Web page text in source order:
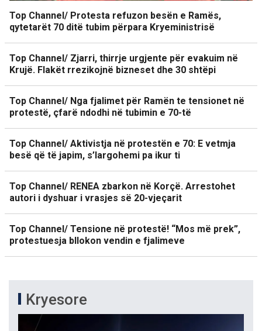
Top Channel/ Protesta refuzon besën e Ramës,
qytetarët 70 ditë tubim përpara Kryeministrisë
Top Channel/ Zjarri, thirrje urgjente për evakuim në
Krujë. Flakët rrezikojnë bizneset dhe 30 shtëpi
Top Channel/ Nga fjalimet për Ramën te tensionet në
protestë, çfarë ndodhi në tubimin e 70-të
Top Channel/ Aktivistja në protestën e 70: E vetmja
besë që të japim, s’largohemi pa ikur ti
Top Channel/ RENEA zbarkon në Korçë. Arrestohet
autori i dyshuar i vrasjes së 20-vjeçarit
Top Channel/ Tensione në protestë! “Mos më prek”,
protestuesja bllokon vendin e fjalimeve
Kryesore